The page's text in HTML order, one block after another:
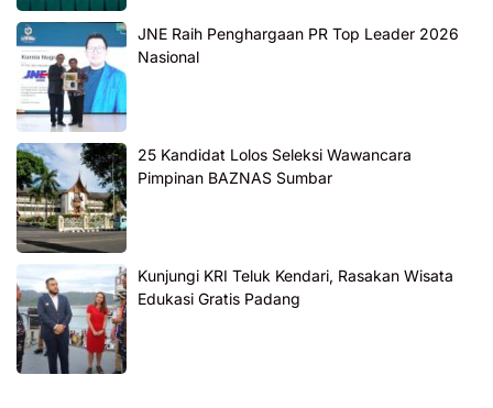
JNE Raih Penghargaan PR Top Leader 2026
Nasional
25 Kandidat Lolos Seleksi Wawancara
Pimpinan BAZNAS Sumbar
Kunjungi KRI Teluk Kendari, Rasakan Wisata
Edukasi Gratis Padang